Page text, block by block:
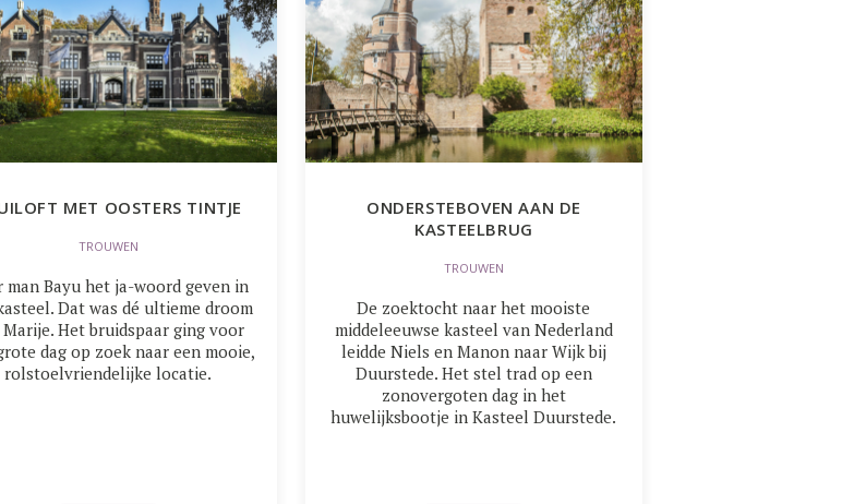
MET OOSTERS TINTJE
TROUWEN
man Bayu het ja-woord geven in
Dat was dé ultieme droom
Het bruidspaar ging voor
dag op zoek naar een mooie,
rolstoelvriendelijke locatie.
ONDERSTEBOVEN AAN DE
KASTEELBRUG
TROUWEN
De zoektocht naar het mooiste
middeleeuwse kasteel van Nederland
leidde Niels en Manon naar Wijk bij
Duurstede. Het stel trad op een
zonovergoten dag in het
huwelijksbootje in Kasteel Duurstede.